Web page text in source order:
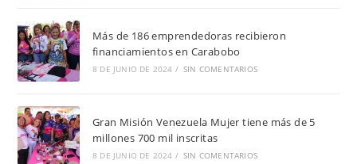
Más de 186 emprendedoras recibieron
financiamientos en Carabobo
8 DE JUNIO DE 2024 / SIN COMENTARIOS
Gran Misión Venezuela Mujer tiene más de 5
millones 700 mil inscritas
8 DE JUNIO DE 2024 / SIN COMENTARIOS